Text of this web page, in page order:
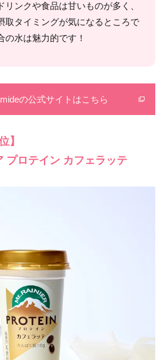
リンクや食品は甘いものが多く、
取タイミングが気になるところで
の水は魅力的です！
の公式サイトはこちら
】
プロテイン カフェラッテ